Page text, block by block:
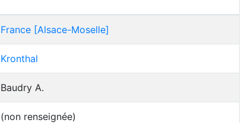
France [Alsace-Moselle]
Kronthal
Baudry A.
(non renseignée)